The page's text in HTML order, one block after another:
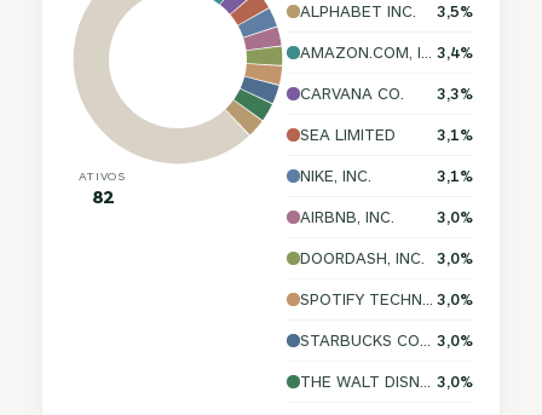
ATIVOS
82
ALPHABET INC. 3,5%
3,4%
CARVANA CO. 3,3%
SEA LIMITED 3,1%
NIKE, INC. 3,1%
AIRBNB, INC. 3,0%
DOORDASH, INC. 3,0%
3,0%
3,0%
3,0%